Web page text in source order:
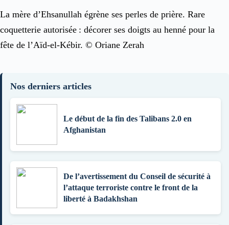
La mère d’Ehsanullah égrène ses perles de prière. Rare
coquetterie autorisée : décorer ses doigts au henné pour la
fête de l’Aïd-el-Kébir. © Oriane Zerah
Nos derniers articles
Le début de la fin des Talibans 2.0 en
Afghanistan
De l’avertissement du Conseil de sécurité à
l’attaque terroriste contre le front de la
liberté à Badakhshan